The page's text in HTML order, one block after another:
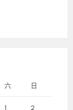
六 日
1 2